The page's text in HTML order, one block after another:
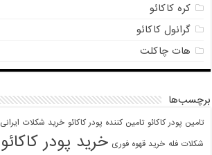
کره کاکائو
گرانول کاکائو
هات چاکلت
برچسب‌ها
تامین پودر کاکائو تامین کننده پودر کاکائو خرید شکلات ایرانی
شکلات فله خرید قهوه فوری خرید پودر کاکائو